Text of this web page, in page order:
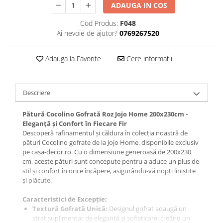
Tipul cearceafului de pat
Normal - fara elastic
Galbena
Bleu
Rosie
Verde
Imprimeu
ADAUGA IN COS
Cod Produs: F048
Ai nevoie de ajutor? 0769267520
Adauga la Favorite Cere informatii
Descriere
Pătură Cocolino Gofrată Roz Jojo Home 200x230cm -
Eleganță și Confort în Fiecare Fir
Descoperă rafinamentul și căldura în colecția noastră de
pături Cocolino gofrate de la Jojo Home, disponibile exclusiv
pe casa-decor.ro. Cu o dimensiune generoasă de 200x230
cm, aceste pături sunt concepute pentru a aduce un plus de
stil și confort în orice încăpere, asigurându-vă nopți liniștite
și plăcute.
Caracteristici de Excepție:
Textură Gofrată Unică: Designul gofrat adaugă un
strat suplimentar de eleganță și sofisticare, creând un